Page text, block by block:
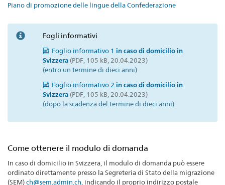
Piano di promozione delle lingue della Confederazione
Fogli informativi
Foglio informativo 1 in caso di domicilio in
Svizzera (PDF, 105 kB, 20.04.2023)
(entro un termine di dieci anni)
Foglio informativo 2 in caso di domicilio in
Svizzera (PDF, 105 kB, 20.04.2023)
(dopo la scadenza del termine di dieci anni)
Come ottenere il modulo di domanda
In caso di domicilio in Svizzera, il modulo di domanda può essere
ordinato direttamente presso la Segreteria di Stato della migrazione
(SEM)ch@sem.admin.ch , indicando il proprio indirizzo postale